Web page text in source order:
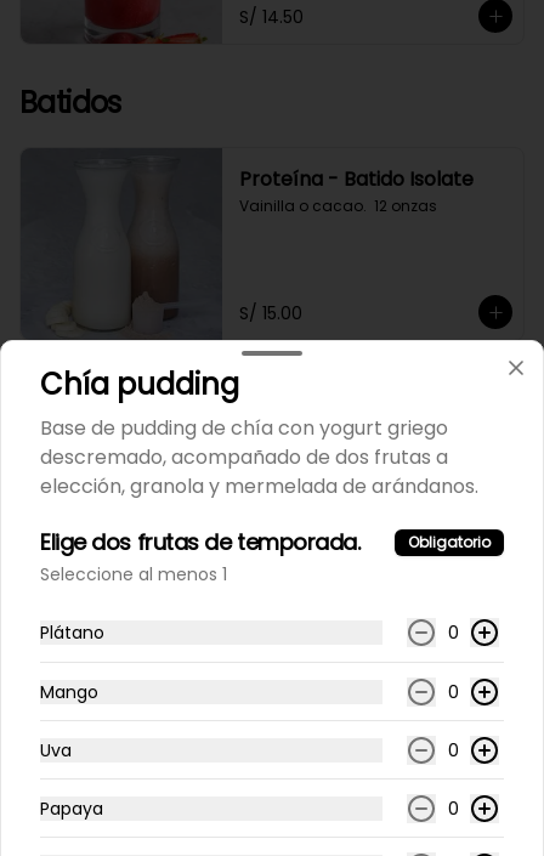
S/ 14.50
Batidos
Proteína - Batido Isolate
Vainilla o cacao.  12 onzas
S/ 15.00
Proteína - Batido whey
Vainilla o cacao.  12 onzas
S/ 13.00
Jugos
Jugo 100% de Naranja 12 oz
Chía pudding
Base de pudding de chía con yogurt griego
descremado, acompañado de dos frutas a
elección, granola y mermelada de arándanos.
Elige dos frutas de temporada. Obligatorio
Seleccione al menos 1
Plátano 0
Mango 0
Uva 0
Papaya 0